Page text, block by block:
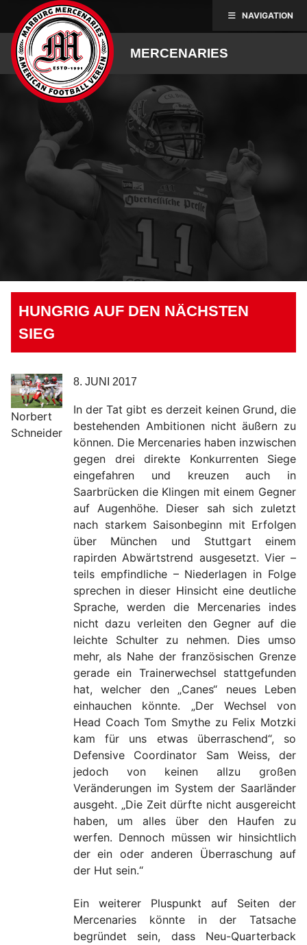
content
MERCENARIES
HUNGRIG AUF DEN NÄCHSTEN
SIEG
Norbert
Schneider
8. JUNI 2017
In der Tat gibt es derzeit keinen Grund, die
bestehenden Ambitionen nicht äußern zu
können. Die Mercenaries haben inzwischen
gegen drei direkte Konkurrenten Siege
eingefahren und kreuzen auch in
Saarbrücken die Klingen mit einem Gegner
auf Augenhöhe. Dieser sah sich zuletzt
nach starkem Saisonbeginn mit Erfolgen
über München und Stuttgart einem
rapirden Abwärtstrend ausgesetzt. Vier –
teils empfindliche – Niederlagen in Folge
sprechen in dieser Hinsicht eine deutliche
Sprache, werden die Mercenaries indes
nicht dazu verleiten den Gegner auf die
leichte Schulter zu nehmen. Dies umso
mehr, als Nahe der französischen Grenze
gerade ein Trainerwechsel stattgefunden
hat, welcher den „Canes“ neues Leben
einhauchen könnte. „Der Wechsel von
Head Coach Tom Smythe zu Felix Motzki
kam für uns etwas überraschend“, so
Defensive Coordinator Sam Weiss, der
jedoch von keinen allzu großen
Veränderungen im System der Saarländer
ausgeht. „Die Zeit dürfte nicht ausgereicht
haben, um alles über den Haufen zu
werfen. Dennoch müssen wir hinsichtlich
der ein oder anderen Überraschung auf
der Hut sein.“
Ein weiterer Pluspunkt auf Seiten der
Mercenaries könnte in der Tatsache
begründet sein, dass Neu-Quarterback
NAVIGATION